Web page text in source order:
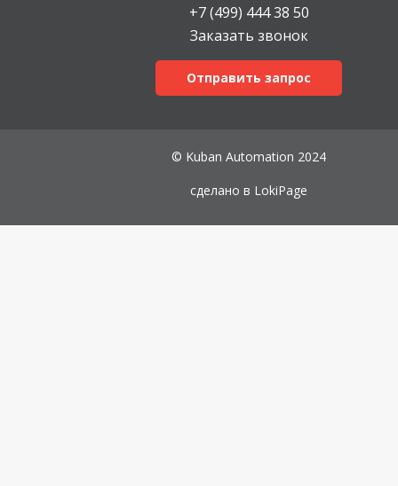
+7 (499) 444 38 50
Заказать звонок
Отправить запрос
© Kuban Automation 2024
сделано в LokiPage